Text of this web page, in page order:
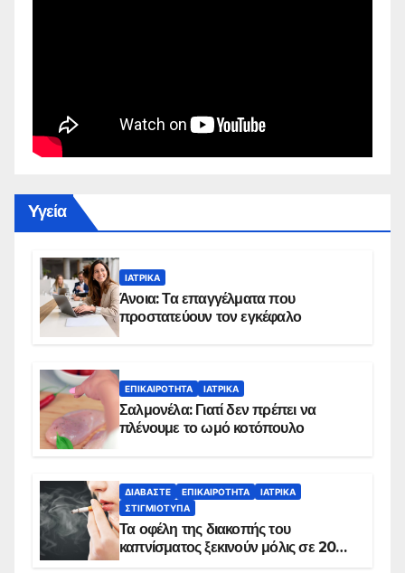
Yγεία
ΙΑΤΡΙΚΆ
Άνοια: Τα επαγγέλματα που
προστατεύουν τον εγκέφαλο
ΕΠΙΚΑΙΡΌΤΗΤΑ ΙΑΤΡΙΚΆ
Σαλμονέλα: Γιατί δεν πρέπει να
πλένουμε το ωμό κοτόπουλο
ΔΙΑΒΆΣΤΕ ΕΠΙΚΑΙΡΌΤΗΤΑ
ΙΑΤΡΙΚΆ
ΣΤΙΓΜΙΌΤΥΠΑ
Τα οφέλη της διακοπής του
καπνίσματος ξεκινούν μόλις σε 20